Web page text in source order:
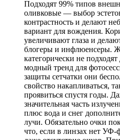
Подходят 99% типов
оливковые — выбор
контрастность и делают
вариант для вождения.
увеличивают глаза и
блогеры и инфлюенсеры.
категорически не
модный тренд для
защиты сетчатки они
свойство накапливаться,
проявиться спустя годы.
значительная часть
плюс вода и снег
лучи. Обязательно очки
что, если в линзах нет УФ-